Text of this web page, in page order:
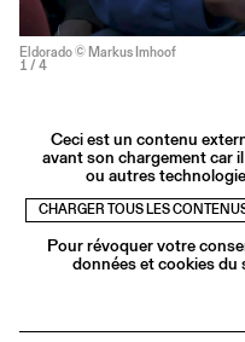
Eldorado © Markus Imhoof
1 / 4
Ceci est un contenu
avant son chargement car
ou autres
CHARGER TOUS LES
Pour révoquer votre
données et cookies du